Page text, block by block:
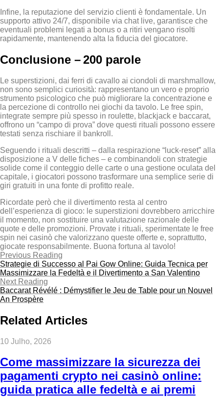
Infine, la reputazione del servizio clienti è fondamentale. Un
supporto attivo 24/7, disponibile via chat live, garantisce che
eventuali problemi legati a bonus o a ritiri vengano risolti
rapidamente, mantenendo alta la fiducia del giocatore.
Conclusione – 200 parole
Le superstizioni, dai ferri di cavallo ai ciondoli di marshmallow,
non sono semplici curiosità: rappresentano un vero e proprio
strumento psicologico che può migliorare la concentrazione e
la percezione di controllo nei giochi da tavolo. Le free spin,
integrate sempre più spesso in roulette, blackjack e baccarat,
offrono un “campo di prova” dove questi rituali possono essere
testati senza rischiare il bankroll.
Seguendo i rituali descritti – dalla respirazione “luck‑reset” alla
disposizione a V delle fiches – e combinandoli con strategie
solide come il conteggio delle carte o una gestione oculata del
capitale, i giocatori possono trasformare una semplice serie di
giri gratuiti in una fonte di profitto reale.
Ricordate però che il divertimento resta al centro
dell’esperienza di gioco: le superstizioni dovrebbero arricchire
il momento, non sostituire una valutazione razionale delle
quote e delle promozioni. Provate i rituali, sperimentate le free
spin nei casinò che valorizzano queste offerte e, soprattutto,
giocate responsabilmente. Buona fortuna al tavolo!
Previous Reading
Strategie di Successo al Pai Gow Online: Guida Tecnica per
Massimizzare la Fedeltà e il Divertimento a San Valentino
Next Reading
Baccarat Révélé : Démystifier le Jeu de Table pour un Nouvel
An Prospère
Related Articles
10 Julho, 2026
Come massimizzare la sicurezza dei
pagamenti crypto nei casinò online:
guida pratica alle fedeltà e ai premi